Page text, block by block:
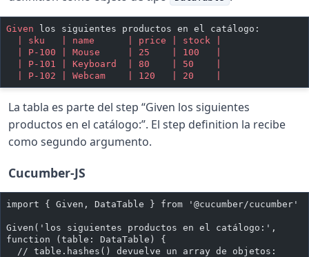
Given
los siguientes productos en el catálogo:
  | sku   | name      | price | stock |
  | P-100 | Mouse     | 25    | 100   |
  | P-101 | Keyboard  | 80    | 50    |
  | P-102 | Webcam    | 120   | 20    |
La tabla es parte del step “Given los siguientes
productos en el catálogo:”. El step definition la recibe
como segundo argumento.
Cucumber-JS
import { Given, DataTable } from '@cucumber/cucumber'
Given('los siguientes productos en el catálogo:',
function (table: DataTable) {
  // table.hashes() devuelve un array de objetos: